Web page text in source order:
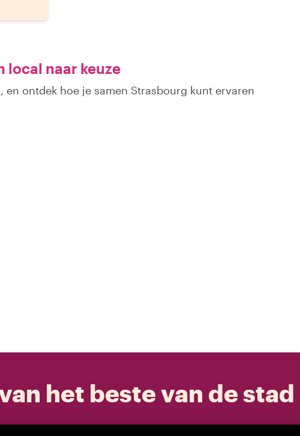
local naar keuze
ontdek hoe je samen Strasbourg kunt ervaren
het beste van de